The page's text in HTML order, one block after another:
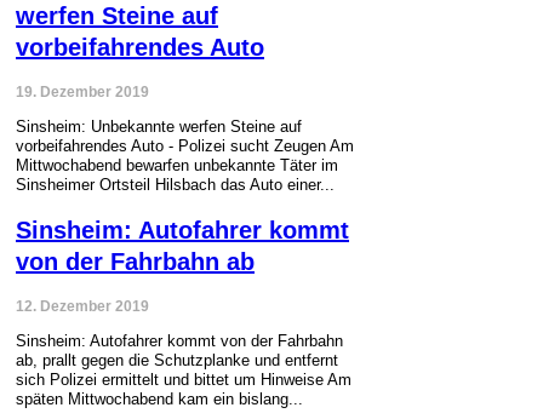
werfen Steine auf
vorbeifahrendes Auto
19. Dezember 2019
Sinsheim: Unbekannte werfen Steine auf
vorbeifahrendes Auto - Polizei sucht Zeugen Am
Mittwochabend bewarfen unbekannte Täter im
Sinsheimer Ortsteil Hilsbach das Auto einer...
Sinsheim: Autofahrer kommt
von der Fahrbahn ab
12. Dezember 2019
Sinsheim: Autofahrer kommt von der Fahrbahn
ab, prallt gegen die Schutzplanke und entfernt
sich Polizei ermittelt und bittet um Hinweise Am
späten Mittwochabend kam ein bislang...